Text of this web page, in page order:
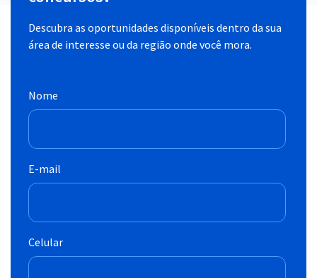
Descubra as oportunidades disponíveis dentro da sua
área de interesse ou da região onde você mora.
Nome
E-mail
Celular